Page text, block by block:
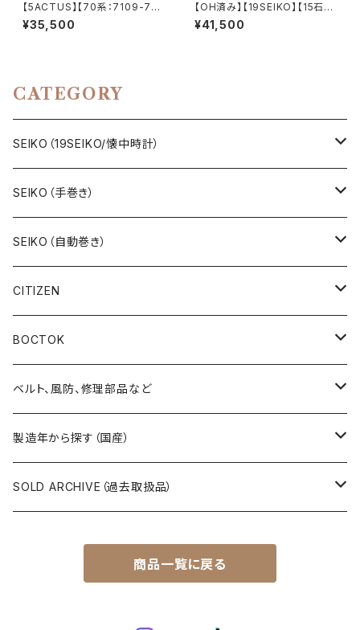
【5ACTUS】【70系：7109-704
0】SEIKO/セイコー 5アクタス 2
1石 Cal.7019 キャリバー 機械
7040-1】
¥35,500
【OH済み】【19SEIKO】【15石】S
EIKO/セイコー SEIKOロゴ PR
ECISION/プレシジョン 鉄道時
¥41,500
CATEGORY
SEIKO（19SEIKO/懐中時計）
19SEIKO（7石）
19SEIKO（15石）
19SEIKO（21石）
その他の懐中時計
SEIKO（手巻き）
キングセイコー（KINGSEIKO）
クラウン（CROWN）
クロノス（CRONOS）
スカイライナー（SKYLINER）
スポーツマン（SPORTSMAN）
チャンピオン（CHAMPION）
ユニーク（UNIQUE）
SEIKO（自動巻き）
5アクタス（5ACTUS）
5”スポーツ”（5”SPORTS”）
5デラックス（DX）
スポーツマチック（SPORTSMATIC）
セイコーマチック（SEIKOMATIC）
プレスマチック（PRESSMATIC）
CITIZEN
手巻き腕時計
自動巻き腕時計
BOCTOK
Amphibia/アンフィビア
Komandirskie/コマンダスキー
Komandirskie Jr/コマンダスキージュニア
ベルト、風防、修理部品など
ステンレスベルト
風防（修理、交換用）
製造年から探す（国産）
1940年代
SOLD ARCHIVE（過去取扱品）
商品一覧に戻る